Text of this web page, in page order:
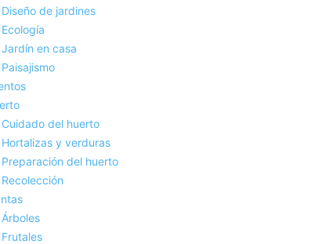
Diseño de jardines
Ecología
Jardín en casa
Paisajismo
Cuidado del huerto
Hortalizas y verduras
Preparación del huerto
Recolección
Árboles
Frutales